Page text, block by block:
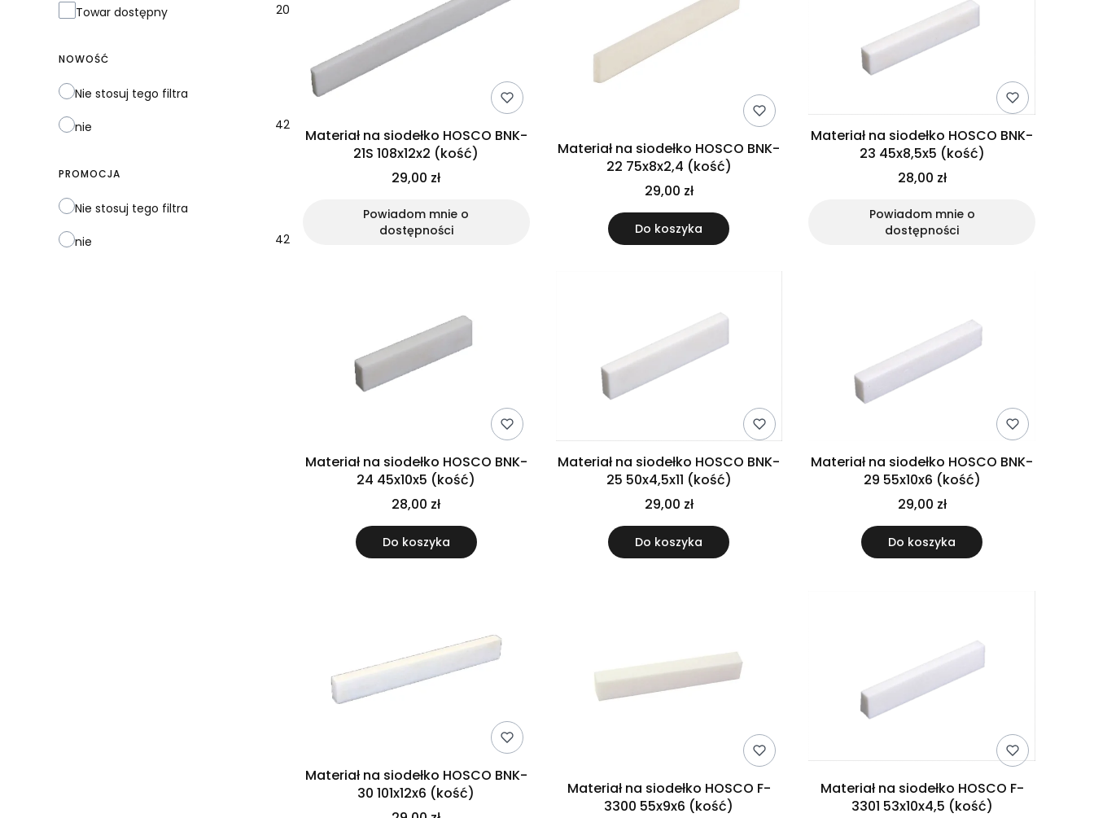
Dostępność
Towar dostępny 20
NOWOŚĆ
Nie stosuj tego filtra
nie 42
PROMOCJA
Nie stosuj tego filtra
nie 42
Materiał na siodełko HOSCO BNK-
21S 108x12x2 (kość)
29,00 zł
Powiadom mnie o
dostępności
Materiał na siodełko HOSCO BNK-
22 75x8x2,4 (kość)
29,00 zł
Do koszyka
Materiał na siodełko HOSCO BNK-
23 45x8,5x5 (kość)
28,00 zł
Powiadom mnie o
dostępności
Materiał na siodełko HOSCO BNK-
24 45x10x5 (kość)
28,00 zł
Do koszyka
Materiał na siodełko HOSCO BNK-
25 50x4,5x11 (kość)
29,00 zł
Do koszyka
Materiał na siodełko HOSCO BNK-
29 55x10x6 (kość)
29,00 zł
Do koszyka
Materiał na siodełko HOSCO BNK-
30 101x12x6 (kość)
Materiał na siodełko HOSCO F-
3300 55x9x6 (kość)
Materiał na siodełko HOSCO F-
3301 53x10x4,5 (kość)